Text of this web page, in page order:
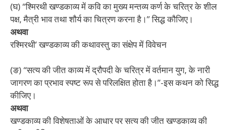
(घ) “श्मिरथी खण्डकाव्य में कवि का मुख्य मन्तव्य कर्ण के चरित्रके शील
पक्ष, मैत्री भाव तथा शौर्य का चित्रण करना है।” सिद्ध कौजिए।
अथवा
रश्मिरथी’ खण्डकाव्य की कथावस्तु का संक्षेप में विवेचन
(ङ) “सत्य की जीत काव्य में द्रौपदी के चरित्र में वर्तमान युग,के नारी
जागरण का प्रभाव स्पष्ट रूप से परिलक्षित होताहै।”-इस कथन को सिद्ध
कीजिए।
अथवा
खण्डकाव्य की विशेषताओं के आधार पर सत्य की जीतखण्डकाव्य की